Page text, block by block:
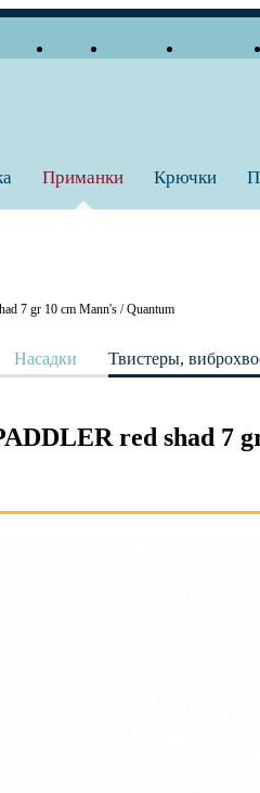
Приманки Крючки
7 gr 10 cm Mann's / Quantum
Насадки Твистеры,
red shad 7